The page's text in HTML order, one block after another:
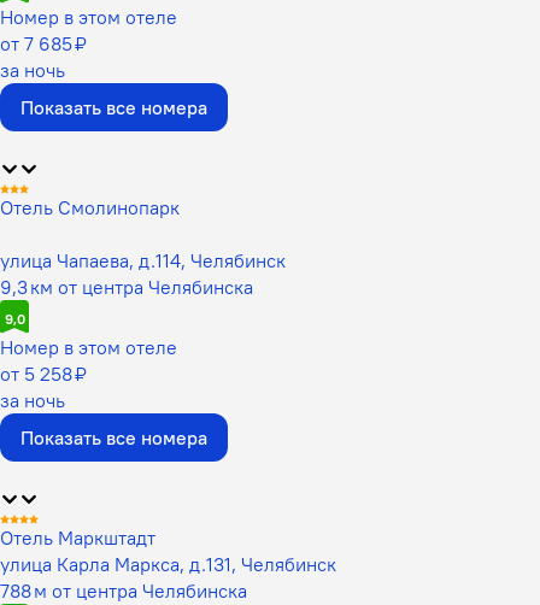
Номер в этом отеле
от 7 685 ₽
за ночь
Показать все номера
Отель Смолинопарк
улица Чапаева, д.114, Челябинск
9,3 км от центра Челябинска
9,0
Номер в этом отеле
от 5 258 ₽
за ночь
Показать все номера
Отель Маркштадт
улица Карла Маркса, д.131, Челябинск
788 м от центра Челябинска